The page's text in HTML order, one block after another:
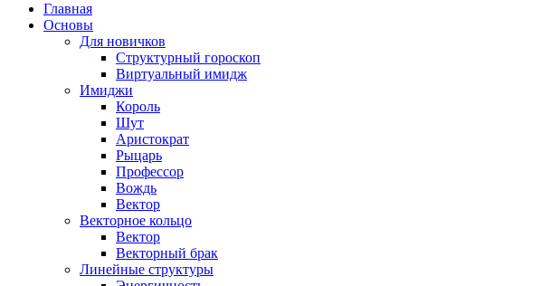
Главная
Основы
Для новичков
Структурный гороскоп
Виртуальный имидж
Имиджи
Король
Шут
Аристократ
Рыцарь
Профессор
Вождь
Вектор
Векторное кольцо
Вектор
Векторный брак
Линейные структуры